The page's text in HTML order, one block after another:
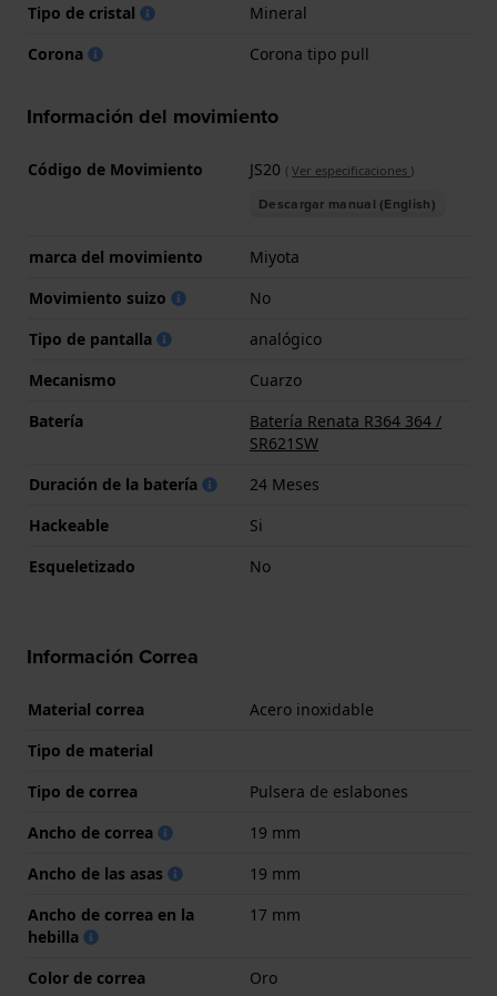
Tipo de cristal
Mineral
Corona
Corona tipo pull
Información del movimiento
Código de Movimiento JS20 ( Ver especificaciones )
Descargar manual (English)
marca del movimiento
Miyota
Movimiento suizo
No
Tipo de pantalla
analógico
Mecanismo
Cuarzo
Batería
Batería Renata R364 364 /
SR621SW
Duración de la batería
24 Meses
Hackeable
Si
Esqueletizado
No
Información Correa
Material correa
Acero inoxidable
Tipo de material
Tipo de correa
Pulsera de eslabones
Ancho de correa
19 mm
Ancho de las asas
19 mm
Ancho de correa en la
hebilla
17 mm
Color de correa Oro